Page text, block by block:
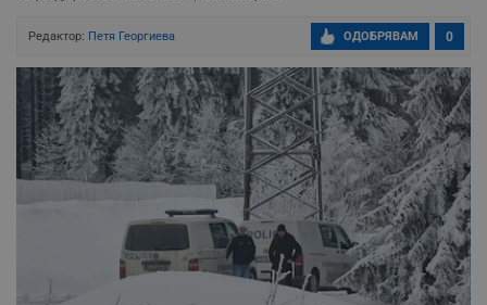
Редактор: Петя Георгиева 0
ОДОБРЯВАМ